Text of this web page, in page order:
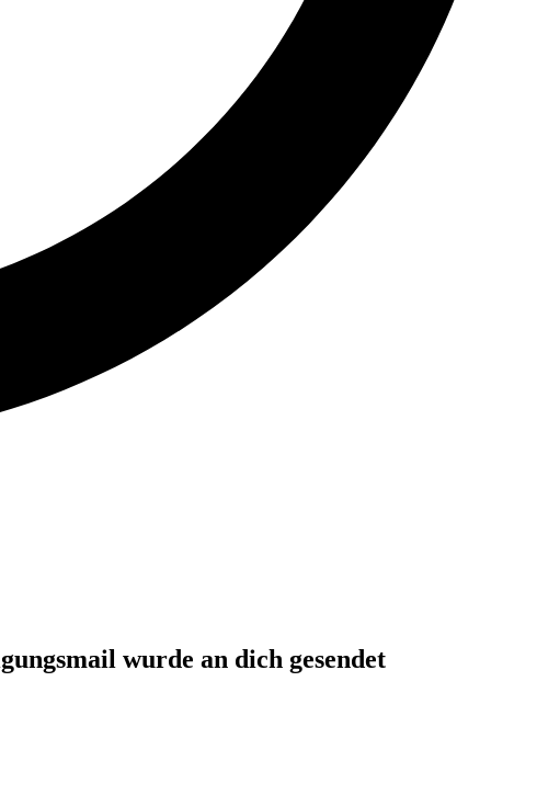
wurde an dich gesendet